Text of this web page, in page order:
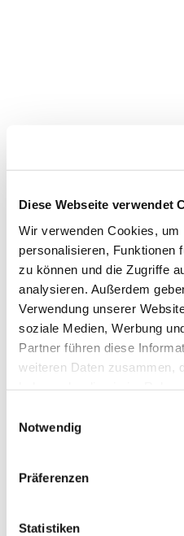
Diese Webseite verwendet
Wir verwenden Cookies, um
personalisieren, Funktionen
zu können und die Zugriffe
analysieren. Außerdem
Verwendung unserer
soziale Medien, Werbung
Partner führen diese
weiteren Daten zusammen,
Notwendig
Präferenzen
Statistiken
Dies